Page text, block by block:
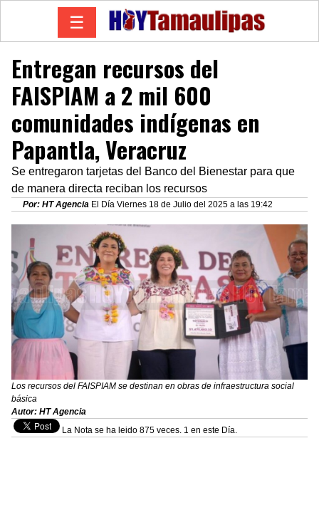
☰
Entregan recursos del
FAISPIAM a 2 mil 600
comunidades indígenas en
Papantla, Veracruz
Se entregaron tarjetas del Banco del Bienestar para que
de manera directa reciban los recursos
Por: HT Agencia El Día Viernes 18 de Julio del 2025 a las 19:42
Los recursos del FAISPIAM se destinan en obras de infraestructura social
básica
Autor: HT Agencia
La Nota se ha leido 875 veces. 1 en este Día.